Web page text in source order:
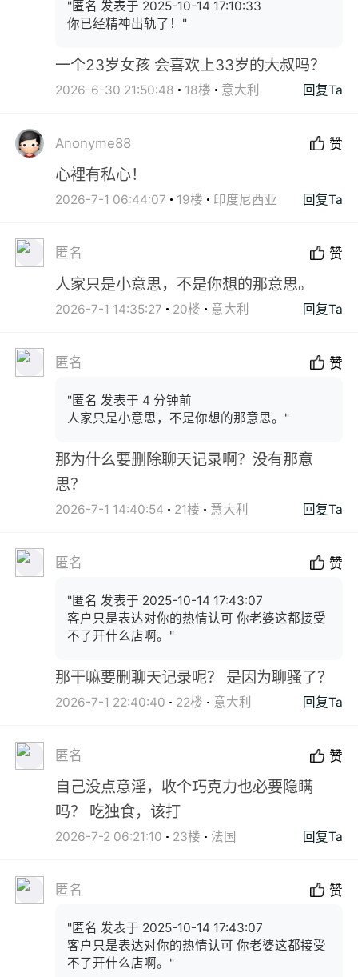
"匿名 发表于 2025-10-14 17:10:33
你已经精神出轨了！"
一个23岁女孩 会喜欢上33岁的大叔吗？
2026-6-30 21:50:48 18楼 意大利 回复Ta
Anonyme88 赞
心裡有私心！
2026-7-1 06:44:07 19楼 印度尼西亚 回复Ta
匿名 赞
人家只是小意思，不是你想的那意思。
2026-7-1 14:35:27 20楼 意大利 回复Ta
匿名 赞
"匿名 发表于 4 分钟前
人家只是小意思，不是你想的那意思。"
那为什么要删除聊天记录啊？没有那意
思？
2026-7-1 14:40:54 21楼 意大利 回复Ta
匿名 赞
"匿名 发表于 2025-10-14 17:43:07
客户只是表达对你的热情认可 你老婆这都接受
不了开什么店啊。"
那干嘛要删聊天记录呢？ 是因为聊骚了？
2026-7-1 22:40:40 22楼 意大利 回复Ta
匿名 赞
自己没点意淫，收个巧克力也必要隐瞒
吗？ 吃独食，该打
2026-7-2 06:21:10 23楼 法国 回复Ta
匿名 赞
"匿名 发表于 2025-10-14 17:43:07
客户只是表达对你的热情认可 你老婆这都接受
不了开什么店啊。"